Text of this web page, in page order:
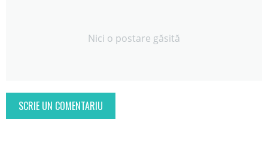
Nici o postare găsită
SCRIE UN COMENTARIU